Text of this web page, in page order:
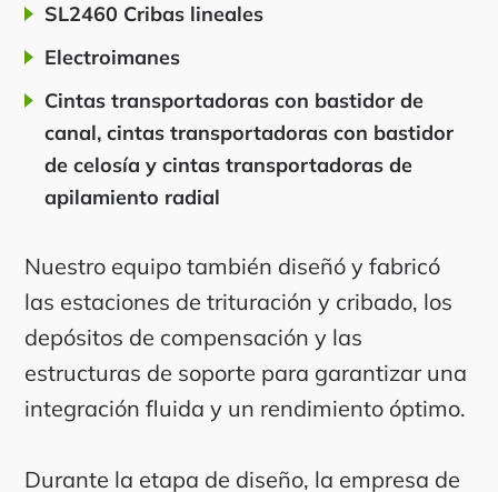
SL2460 Cribas lineales
Electroimanes
Cintas transportadoras con bastidor de
canal, cintas transportadoras con bastidor
de celosía y cintas transportadoras de
apilamiento radial
Nuestro equipo también diseñó y fabricó
las estaciones de trituración y cribado, los
depósitos de compensación y las
estructuras de soporte para garantizar una
integración fluida y un rendimiento óptimo.
Durante la etapa de diseño, la empresa de